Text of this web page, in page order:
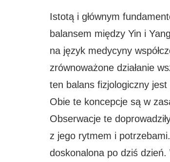
Istotą i głównym
balansem między Yin i
na język medycyny
zrównoważone działanie
ten balans fizjologiczny
Obie te koncepcje są w
Obserwacje te
z jego rytmem i
doskonalona po dziś